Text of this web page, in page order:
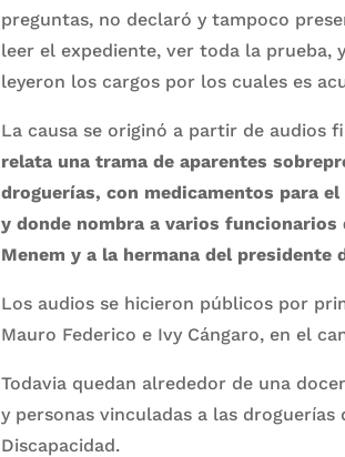
preguntas, no declaró y tampoco
leer el expediente, ver toda la prueba,
leyeron los cargos por los cuales es
La causa se originó a partir de audios
relata una trama de aparentes
droguerías, con medicamentos para
y donde nombra a varios funcionarios
Menem y a la hermana del presidente
Los audios se hicieron públicos por
Mauro Federico e Ivy Cángaro, en el
Todavia quedan alrededor de una
y personas vinculadas a las
Discapacidad.